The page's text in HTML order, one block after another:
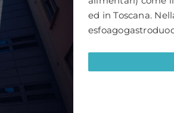
ed in Toscana.